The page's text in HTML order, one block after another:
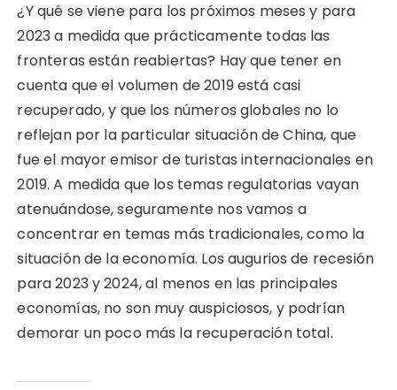
¿Y qué se viene para los próximos meses y para
2023 a medida que prácticamente todas las
fronteras están reabiertas? Hay que tener en
cuenta que el volumen de 2019 está casi
recuperado, y que los números globales no lo
reflejan por la particular situación de China, que
fue el mayor emisor de turistas internacionales en
2019. A medida que los temas regulatorias vayan
atenuándose, seguramente nos vamos a
concentrar en temas más tradicionales, como la
situación de la economía. Los augurios de recesión
para 2023 y 2024, al menos en las principales
economías, no son muy auspiciosos, y podrían
demorar un poco más la recuperación total.